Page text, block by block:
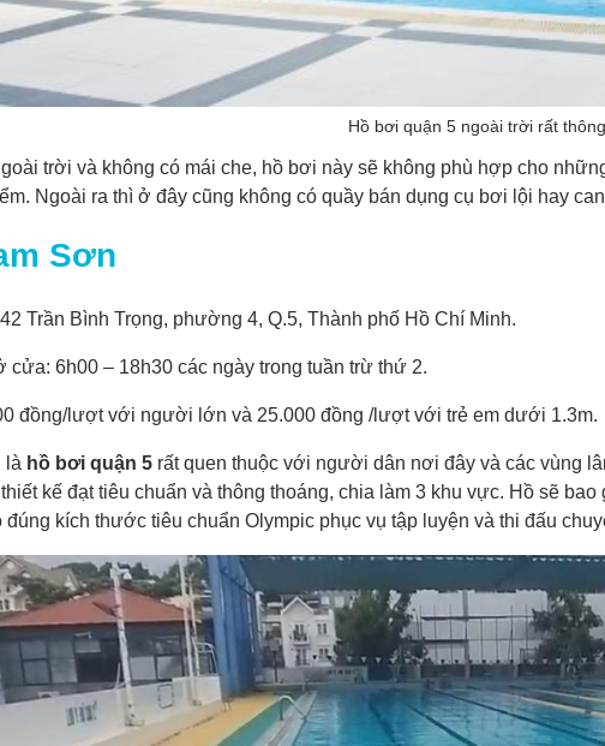
Hồ bơi quận 5 ngoài trời rất
trời và không có mái che, hồ bơi này sẽ không phù hợp cho
Ngoài ra thì ở đây cũng không có quầy bán dụng cụ bơi lội hay
Sơn
Trần Bình Trọng, phường 4, Q.5, Thành phố Hồ Chí Minh.
cửa: 6h00 – 18h30 các ngày trong tuần trừ thứ 2.
đồng/lượt với người lớn và 25.000 đồng /lượt với trẻ em dưới 1.3m.
là hồ bơi quận 5 rất quen thuộc với người dân nơi đây và các vùng
kế đạt tiêu chuẩn và thông thoáng, chia làm 3 khu vực. Hồ sẽ
đúng kích thước tiêu chuẩn Olympic phục vụ tập luyện và thi đấu